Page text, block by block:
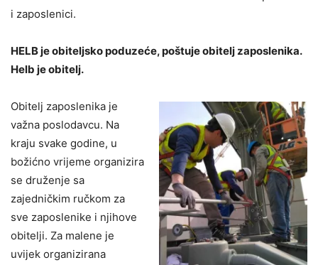
i zaposlenici.
HELB je obiteljsko poduzeće, poštuje obitelj zaposlenika.
Helb je obitelj.
Obitelj zaposlenika je
važna poslodavcu. Na
kraju svake godine, u
božićno vrijeme organizira
se druženje sa
zajedničkim ručkom za
sve zaposlenike i njihove
obitelji. Za malene je
uvijek organizirana